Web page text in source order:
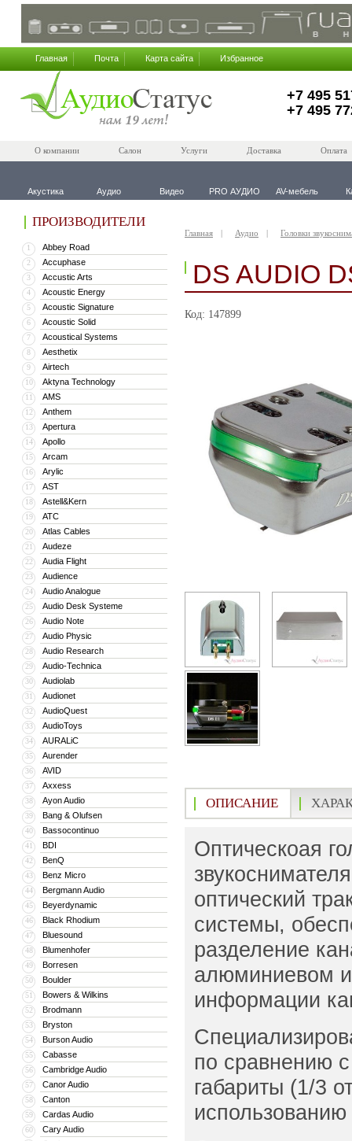
Главная Почта Карта сайта Избранное
+7 495
+7 495
О компании Салон Услуги Доставка Оплата
Акустика Аудио Видео PRO АУДИО AV-мебель
ПРОИЗВОДИТЕЛИ
1 Abbey Road
2 Accuphase
3 Accustic Arts
4 Acoustic Energy
5 Acoustic Signature
6 Acoustic Solid
7 Acoustical Systems
8 Aesthetix
9 Airtech
10 Aktyna Technology
11 AMS
12 Anthem
13 Apertura
14 Apollo
15 Arcam
16 Arylic
17 AST
18 Astell&Kern
19 ATC
20 Atlas Cables
21 Audeze
22 Audia Flight
23 Audience
24 Audio Analogue
25 Audio Desk Systeme
26 Audio Note
27 Audio Physic
28 Audio Research
29 Audio-Technica
30 Audiolab
31 Audionet
32 AudioQuest
33 AudioToys
34 AURALiC
35 Aurender
36 AVID
37 Axxess
38 Ayon Audio
39 Bang & Olufsen
40 Bassocontinuo
41 BDI
42 BenQ
43 Benz Micro
44 Bergmann Audio
45 Beyerdynamic
46 Black Rhodium
47 Bluesound
48 Blumenhofer
49 Borresen
50 Boulder
51 Bowers & Wilkins
52 Brodmann
53 Bryston
54 Burson Audio
55 Cabasse
56 Cambridge Audio
57 Canor Audio
58 Canton
59 Cardas Audio
60 Cary Audio
Главная Аудио Головки
DS AUDIO
Код: 147899
ОПИСАНИЕ
Оптическоая
оптический
системы,
разделение
алюминиевом
информации
по сравнению
габариты (1/3